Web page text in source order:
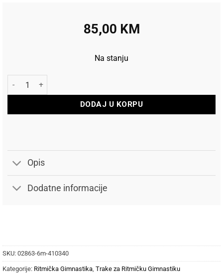
85,00 KM
Na stanju
Pastorelli Traka za ritmičku gimnastiku Shaded Violet-Pink-
DODAJ U KORPU
Opis
Dodatne informacije
SKU: 02863-6m-410340
Kategorije: Ritmička Gimnastika Trake za Ritmičku Gimnastiku